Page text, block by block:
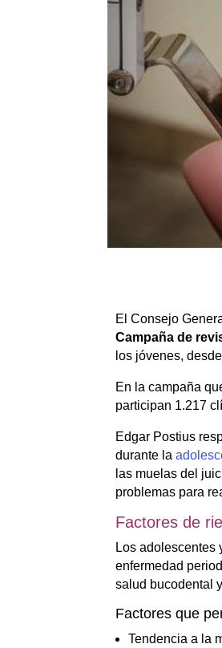
El Consejo
Campaña de
los jóvenes,
En la campaña
participan 1.217
Edgar Postius
durante la
las muelas del
problemas para
Factores de
Los adolescentes
enfermedad
salud bucodental
Factores que
Tendencia a la